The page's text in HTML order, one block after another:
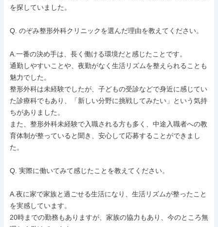
を探していました。
Q. のぞみ整形外科クリニックを選んだ理由を教えてください。
A.一番の決め手は、長く働ける環境だと感じたことです。
通勤しやすいことや、夜勤がなく生活リズムを整えられることも
魅力でした。
整形外科は未経験でしたが、子どもの受診などで身近に感じてい
た診療科でもあり、「新しい分野に挑戦してみたい」という気持
ちがありました。
また、整形外科未経験で入職される方も多く、中途入職者への教
育体制が整っていると聞き、安心して応募することができまし
た。
Q. 実際に働いてみて感じたことを教えてください。
A.夜に家で家族と過ごせる生活になり、生活リズムが整ったこと
を実感しています。
20時までの勤務もありますが、家族の協力もあり、今のところ無